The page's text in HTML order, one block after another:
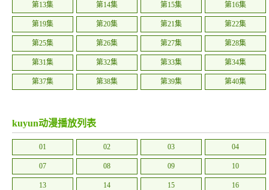
第13集 第14集 第15集 第16集
第19集 第20集 第21集 第22集
第25集 第26集 第27集 第28集
第31集 第32集 第33集 第34集
第37集 第38集 第39集 第40集
kuyun动漫播放列表
01 02 03 04
07 08 09 10
13 14 15 16